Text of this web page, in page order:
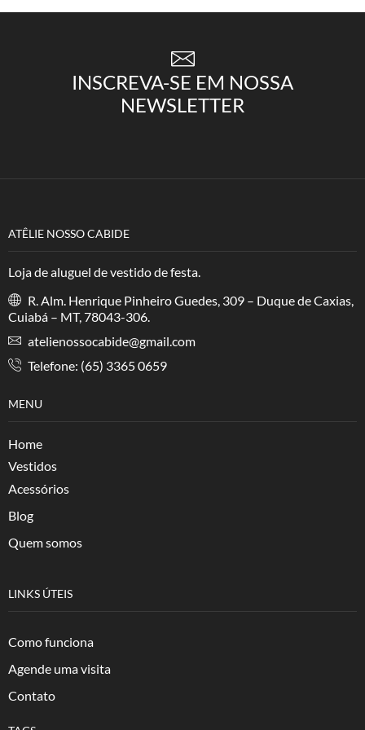
INSCREVA-SE EM NOSSA
NEWSLETTER
ATÊLIE NOSSO CABIDE
Loja de aluguel de vestido de festa.
R. Alm. Henrique Pinheiro Guedes, 309 – Duque de Caxias,
Cuiabá – MT, 78043-306.
atelienossocabide@gmail.com
Telefone: (65) 3365 0659
MENU
Home
Vestidos
Acessórios
Blog
Quem somos
LINKS ÚTEIS
Como funciona
Agende uma visita
Contato